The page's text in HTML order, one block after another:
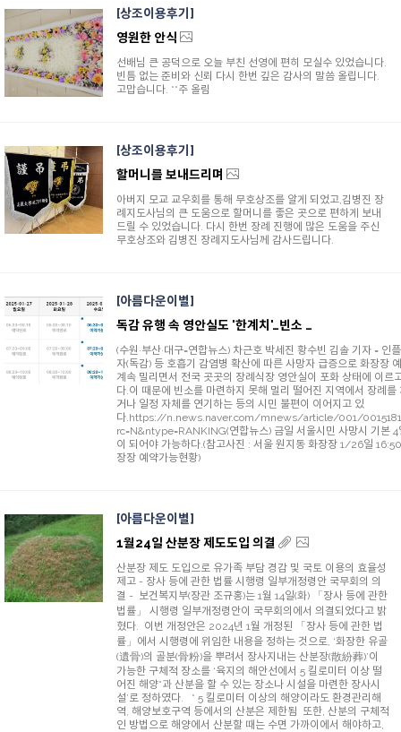
상조이용후기
영원한 안식
선배님 큰 공덕으로 오늘 부친 선영에 편히 모실수 있었습니다.
빈틈 없는 준비와 신뢰 다시 한번 깊은 감사의 말씀 올립니다.
고맙습니다. **주 올림
상조이용후기
할머니를 보내드리며
아버지 모교 교우회를 통해 무호상조를 알게 되었고,김병진 장
례지도사님의 큰 도움으로 할머니를 좋은 곳으로 편하게 보내
드릴 수 있었습니다. 다시 한번 장례 진행에 많은 도움을 주신
무호상조와 김병진 장례지도사님께 감사드립니다.
아름다운이별
독감 유행 속 영안실도 '한계치'…빈소 못찾아 '발 동동'(연합뉴스 1/26)
(수원·부산·대구=연합뉴스) 차근호 박세진 황수빈 김솔 기자 = 인
자(독감) 등 호흡기 감염병 확산에 따른 사망자 급증으로 화장장
계속 밀리면서 전국 곳곳의 장례식장 영안실이 포화 상태에 이르
다.이 때문에 빈소를 마련하지 못해 멀리 떨어진 지역에서 장례를
거나 일정 자체를 연기하는 등의 시민 불편이 이어지고 있
다.https://n.news.naver.com/mnews/article/001/
rc=N&ntype=RANKING(연합뉴스) 금일 서울시민 사망시 기본 4
이 되어야 가능하다.(참고사진 : 서울 원지동 화장장 1/26일
장장 예약가능현황)
아름다운이별
1월24일 산분장 제도도입 의결
산분장 제도 도입으로 유가족 부담 경감 및 국토 이용의 효율성
제고 - 장사 등에 관한 법률 시행령 일부개정령안 국무회의 의
결 - 보건복지부(장관 조규홍)는 1월 14일(화) 「장사 등에 관한
법률」 시행령 일부개정령안이 국무회의에서 의결되었다고 밝
혔다. 이번 개정안은 2024년 1월 개정된 「장사 등에 관한 법
률」에서 시행령에 위임한 내용을 정하는 것으로, ‘화장한 유골
(遺骨)의 골분(骨粉)을 뿌려서 장사지내는 산분장(散紛葬)’이
가능한 구체적 장소를 ‘육지의 해안선에서 5 킬로미터 이상 떨
어진 해양*과 산분을 할 수 있는 장소나 시설을 마련한 장사시
설’로 정하였다. * 5 킬로미터 이상의 해양이라도 환경관리해
역, 해양보호구역 등에서의 산분은 제한됨 또한, 산분의 구체적
인 방법으로 해양에서 산분할 때는 수면 가까이에서 해야하고,